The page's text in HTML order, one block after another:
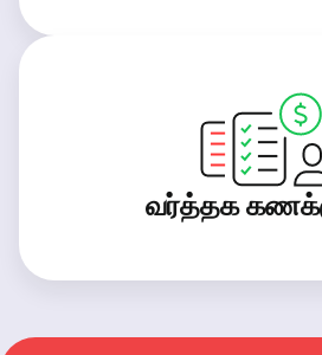
வர்த்தக